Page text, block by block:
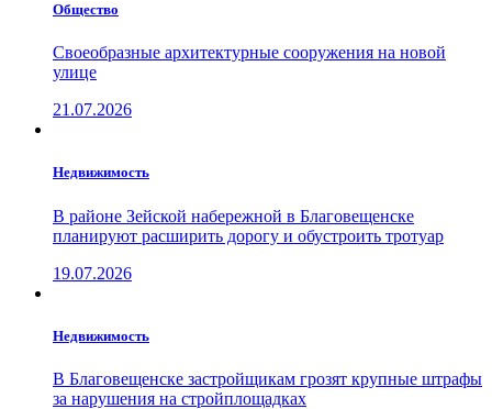
Общество
Своеобразные архитектурные сооружения на новой
улице
21.07.2026
Недвижимость
В районе Зейской набережной в Благовещенске
планируют расширить дорогу и обустроить тротуар
19.07.2026
Недвижимость
В Благовещенске застройщикам грозят крупные штрафы
за нарушения на стройплощадках